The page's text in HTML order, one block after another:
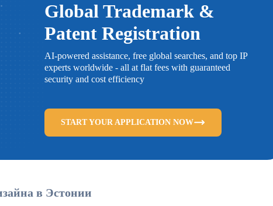
Global Trademark &
Patent Registration
AI-powered assistance, free global searches, and top IP
experts worldwide - all at flat fees with guaranteed
security and cost efficiency
START YOUR APPLICATION NOW
в Эстонии